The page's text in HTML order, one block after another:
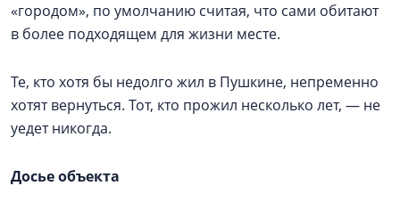
«городом», по умолчанию считая, что сами обитают
в более подходящем для жизни месте.
Те, кто хотя бы недолго жил в Пушкине, непременно
хотят вернуться. Тот, кто прожил несколько лет, — не
уедет никогда.
Досье объекта